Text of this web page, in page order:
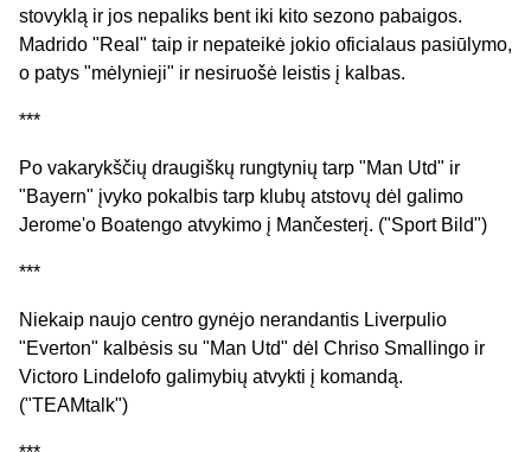
stovyklą ir jos nepaliks bent iki kito sezono pabaigos.
Madrido "Real" taip ir nepateikė jokio oficialaus pasiūlymo,
o patys "mėlynieji" ir nesiruošė leistis į kalbas.
***
Po vakarykščių draugiškų rungtynių tarp "Man Utd" ir
"Bayern" įvyko pokalbis tarp klubų atstovų dėl galimo
Jerome'o Boatengo atvykimo į Mančesterį. ("Sport Bild")
***
Niekaip naujo centro gynėjo nerandantis Liverpulio
"Everton" kalbėsis su "Man Utd" dėl Chriso Smallingo ir
Victoro Lindelofo galimybių atvykti į komandą.
("TEAMtalk")